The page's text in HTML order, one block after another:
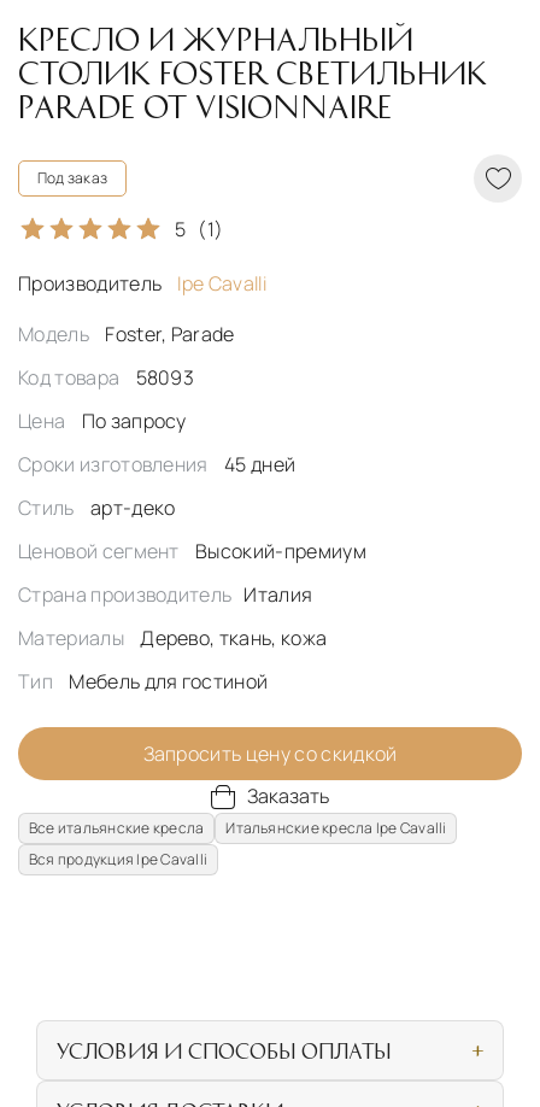
КРЕСЛО И ЖУРНАЛЬНЫЙ
СТОЛИК FOSTER СВЕТИЛЬНИК
PARADE ОТ VISIONNAIRE
Под заказ
5 (1)
Производитель
Ipe Cavalli
Модель
Foster, Parade
Код товара
58093
Цена
По запросу
Сроки изготовления
45 дней
Стиль
арт-деко
Ценовой сегмент
Высокий-премиум
Страна производитель Италия
Материалы
Дерево, ткань, кожа
Тип
Мебель для гостиной
Запросить цену со скидкой
Заказать
Все итальянские кресла
Итальянские кресла Ipe Cavalli
Вся продукция Ipe Cavalli
УСЛОВИЯ И СПОСОБЫ ОПЛАТЫ